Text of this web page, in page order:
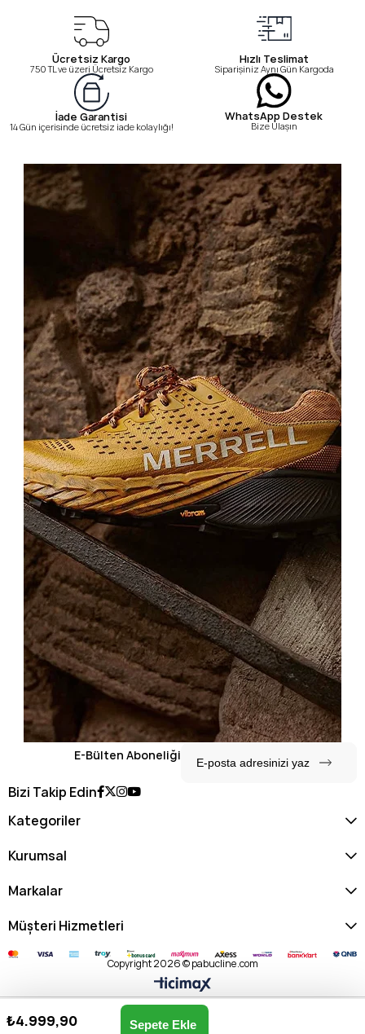
Ücretsiz Kargo
750 TL ve üzeri Ücretsiz Kargo
Hızlı Teslimat
Siparişiniz Aynı Gün Kargoda
İade Garantisi
14 Gün içerisinde ücretsiz iade kolaylığı!
WhatsApp Destek
Bize Ulaşın
E-Bülten Aboneliği
Bizi Takip Edin
Kategoriler
Kurumsal
Markalar
Müşteri Hizmetleri
Copyright 2026 © pabucline.com
Kadın Omuz Çantası US25692-SİYAH
₺4.999,90
Anasayfa Favorilerim